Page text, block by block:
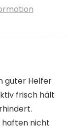
guter Helfer
frisch hält
haften nicht